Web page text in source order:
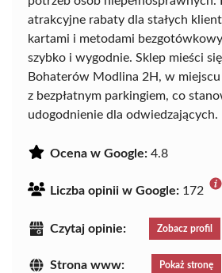
atrakcyjne rabaty dla stałych
kartami i metodami
szybko i wygodnie. Sklep mieści
Bohaterów Modlina 2H, w
z bezpłatnym parkingiem, co
udogodnienie dla odwiedzających.
Ocena w Google: 4.8
Liczba opinii w Google: 172
Czytaj opinie: Zobacz profil
Strona www: Pokaż stronę